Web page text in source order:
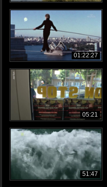
01:22:27
05:21
51:47